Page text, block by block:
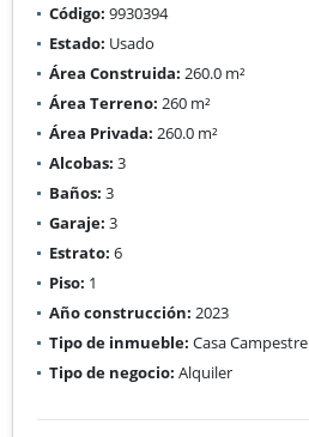
Código: 9930394
Estado: Usado
Área Construida: 260.0 m²
Área Terreno: 260 m²
Área Privada: 260.0 m²
Alcobas: 3
Baños: 3
Garaje: 3
Estrato: 6
Piso: 1
Año construcción: 2023
Tipo de inmueble: Casa Campestre
Tipo de negocio: Alquiler